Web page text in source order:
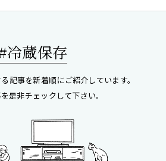
冷蔵保存
記事を新着順にご紹介しています。
是非チェックして下さい。